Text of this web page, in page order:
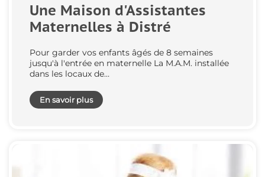
Une Maison d'Assistantes
Maternelles à Distré
Pour garder vos enfants âgés de 8 semaines
jusqu'à l'entrée en maternelle La M.A.M. installée
dans les locaux de…
En savoir plus